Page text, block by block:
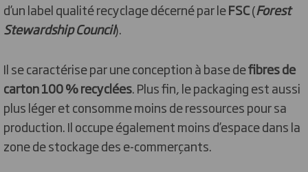
d’un label qualité recyclage décerné par leFSC(Forest
Stewardship Council).
Il se caractérise par une conception à base defibres de
carton 100 % recyclées. Plus fin, le packaging est aussi
plus léger et consomme moins de ressources pour sa
production. Il occupe également moins d’espace dans la
zone de stockage des e-commerçants.